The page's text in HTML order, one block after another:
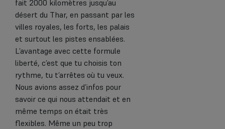
fait 2000 kilomètres jusqu’au
désert du Thar, en passant par les
villes royales, les forts, les palais
et surtout les pistes ensablées.
L’avantage avec cette formule
liberté, c’est que tu choisis ton
rythme, tu t’arrêtes où tu veux.
Nous avions assez d’infos pour
savoir ce qui nous attendait et en
même temps on était très
flexibles. Même un peu trop